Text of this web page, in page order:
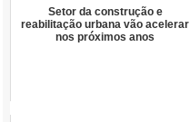
Setor da construção e
reabilitação urbana vão acelerar
nos próximos anos